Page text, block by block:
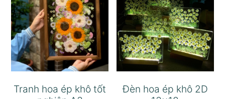
Tranh hoa ép khô tốt
Đèn hoa ép khô 2D